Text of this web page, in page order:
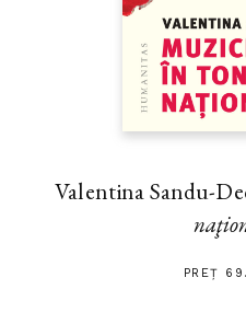
Valentina Sandu-
PREȚ